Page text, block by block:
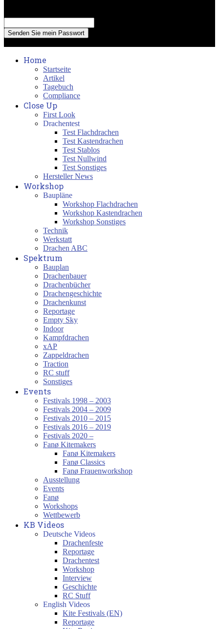
Home
Startseite
Artikel
Tagebuch
Compliance
Close Up
First Look
Drachentest
Test Flachdrachen
Test Kastendrachen
Test Stablos
Test Nullwind
Test Sonstiges
Hersteller News
Workshop
Baupläne
Workshop Flachdrachen
Workshop Kastendrachen
Workshop Sonstiges
Technik
Werkstatt
Drachen ABC
Spektrum
Bauplan
Drachenbauer
Drachenbücher
Drachengeschichte
Drachenkunst
Reportage
Empty Sky
Indoor
Kampfdrachen
xAP
Zappeldrachen
Traction
RC stuff
Sonstiges
Events
Festivals 1998 – 2003
Festivals 2004 – 2009
Festivals 2010 – 2015
Festivals 2016 – 2019
Festivals 2020 –
Fanø Kitemakers
Fanø Kitemakers
Fanø Classics
Fanø Frauenworkshop
Ausstellung
Events
Fanø
Workshops
Wettbewerb
KB Videos
Deutsche Videos
Drachenfeste
Reportage
Drachentest
Workshop
Interview
Geschichte
RC Stuff
English Videos
Kite Festivals (EN)
Reportage